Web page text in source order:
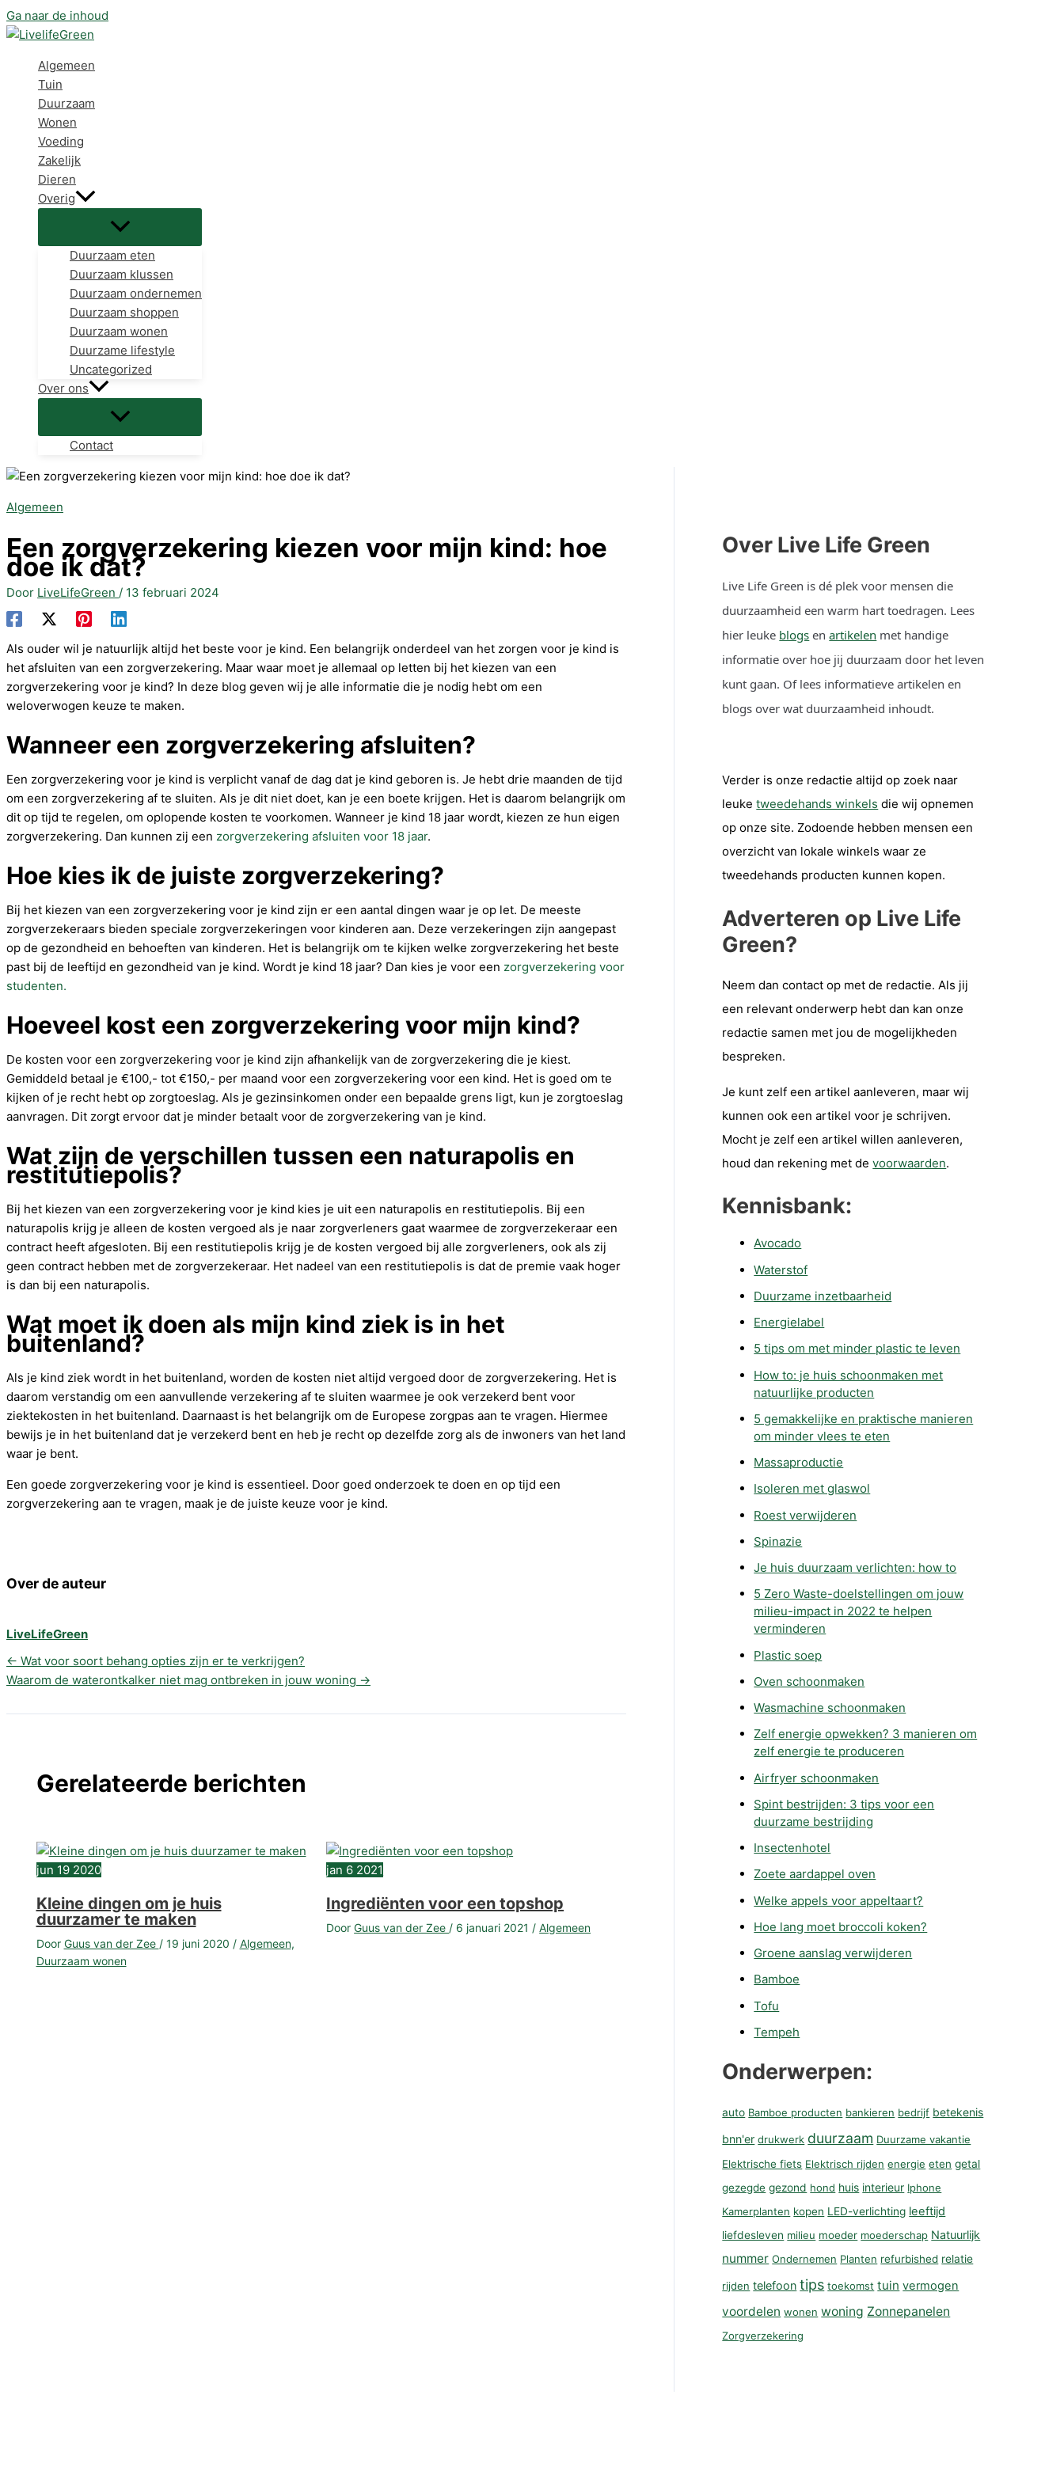
Ga naar de inhoud
Algemeen
Tuin
Duurzaam
Wonen
Voeding
Zakelijk
Dieren
Overig
Duurzaam eten
Duurzaam klussen
Duurzaam ondernemen
Duurzaam shoppen
Duurzaam wonen
Duurzame lifestyle
Uncategorized
Over ons
Contact
Algemeen
Een zorgverzekering kiezen voor mijn kind: hoe
doe ik dat?
Door LiveLifeGreen / 13 februari 2024
Als ouder wil je natuurlijk altijd het beste voor je kind. Een belangrijk onderdeel van het zorgen voor je kind is
het afsluiten van een zorgverzekering. Maar waar moet je allemaal op letten bij het kiezen van een
zorgverzekering voor je kind? In deze blog geven wij je alle informatie die je nodig hebt om een
weloverwogen keuze te maken.
Wanneer een zorgverzekering afsluiten?
Een zorgverzekering voor je kind is verplicht vanaf de dag dat je kind geboren is. Je hebt drie maanden de tijd
om een zorgverzekering af te sluiten. Als je dit niet doet, kan je een boete krijgen. Het is daarom belangrijk om
dit op tijd te regelen, om oplopende kosten te voorkomen. Wanneer je kind 18 jaar wordt, kiezen ze hun eigen
zorgverzekering. Dan kunnen zij een zorgverzekering afsluiten voor 18 jaar.
Hoe kies ik de juiste zorgverzekering?
Bij het kiezen van een zorgverzekering voor je kind zijn er een aantal dingen waar je op let. De meeste
zorgverzekeraars bieden speciale zorgverzekeringen voor kinderen aan. Deze verzekeringen zijn aangepast
op de gezondheid en behoeften van kinderen. Het is belangrijk om te kijken welke zorgverzekering het beste
past bij de leeftijd en gezondheid van je kind. Wordt je kind 18 jaar? Dan kies je voor een zorgverzekering voor
studenten.
Hoeveel kost een zorgverzekering voor mijn kind?
De kosten voor een zorgverzekering voor je kind zijn afhankelijk van de zorgverzekering die je kiest.
Gemiddeld betaal je €100,- tot €150,- per maand voor een zorgverzekering voor een kind. Het is goed om te
kijken of je recht hebt op zorgtoeslag. Als je gezinsinkomen onder een bepaalde grens ligt, kun je zorgtoeslag
aanvragen. Dit zorgt ervoor dat je minder betaalt voor de zorgverzekering van je kind.
Wat zijn de verschillen tussen een naturapolis en
restitutiepolis?
Bij het kiezen van een zorgverzekering voor je kind kies je uit een naturapolis en restitutiepolis. Bij een
naturapolis krijg je alleen de kosten vergoed als je naar zorgverleners gaat waarmee de zorgverzekeraar een
contract heeft afgesloten. Bij een restitutiepolis krijg je de kosten vergoed bij alle zorgverleners, ook als zij
geen contract hebben met de zorgverzekeraar. Het nadeel van een restitutiepolis is dat de premie vaak hoger
is dan bij een naturapolis.
Wat moet ik doen als mijn kind ziek is in het
buitenland?
Als je kind ziek wordt in het buitenland, worden de kosten niet altijd vergoed door de zorgverzekering. Het is
daarom verstandig om een aanvullende verzekering af te sluiten waarmee je ook verzekerd bent voor
ziektekosten in het buitenland. Daarnaast is het belangrijk om de Europese zorgpas aan te vragen. Hiermee
bewijs je in het buitenland dat je verzekerd bent en heb je recht op dezelfde zorg als de inwoners van het land
waar je bent.
Een goede zorgverzekering voor je kind is essentieel. Door goed onderzoek te doen en op tijd een
zorgverzekering aan te vragen, maak je de juiste keuze voor je kind.
Over de auteur
LiveLifeGreen
← Wat voor soort behang opties zijn er te verkrijgen?
Waarom de waterontkalker niet mag ontbreken in jouw woning →
Gerelateerde berichten
jun 19 2020
Kleine dingen om je huis
duurzamer te maken
Door Guus van der Zee / 19 juni 2020 / Algemeen,
Duurzaam wonen
jan 6 2021
Ingrediënten voor een topshop
DoorGuus van der Zee / 6 januari 2021 /Algemeen
Over Live Life Green
Live Life Green is dé plek voor mensen die
duurzaamheid een warm hart toedragen. Lees
hier leuke blogs enartikelen met handige
informatie over hoe jij duurzaam door het leven
kunt gaan. Of lees informatieve artikelen en
blogs over wat duurzaamheid inhoudt.
Verder is onze redactie altijd op zoek naar
leuketweedehands winkels die wij opnemen
op onze site. Zodoende hebben mensen een
overzicht van lokale winkels waar ze
tweedehands producten kunnen kopen.
Adverteren op Live Life
Green?
Neem dan contact op met de redactie. Als jij
een relevant onderwerp hebt dan kan onze
redactie samen met jou de mogelijkheden
bespreken.
Je kunt zelf een artikel aanleveren, maar wij
kunnen ook een artikel voor je schrijven.
Mocht je zelf een artikel willen aanleveren,
houd dan rekening met devoorwaarden.
Kennisbank:
Avocado
Waterstof
Duurzame inzetbaarheid
Energielabel
5 tips om met minder plastic te leven
How to: je huis schoonmaken met
natuurlijke producten
5 gemakkelijke en praktische manieren
om minder vlees te eten
Massaproductie
Isoleren met glaswol
Roest verwijderen
Spinazie
Je huis duurzaam verlichten: how to
5 Zero Waste-doelstellingen om jouw
milieu-impact in 2022 te helpen
verminderen
Plastic soep
Oven schoonmaken
Wasmachine schoonmaken
Zelf energie opwekken? 3 manieren om
zelf energie te produceren
Airfryer schoonmaken
Spint bestrijden: 3 tips voor een
duurzame bestrijding
Insectenhotel
Zoete aardappel oven
Welke appels voor appeltaart?
Hoe lang moet broccoli koken?
Groene aanslag verwijderen
Bamboe
Tofu
Tempeh
Onderwerpen:
auto Bamboe producten bankieren bedrijf betekenis
bnn'er drukwerk duurzaam Duurzame vakantie
Elektrische fiets Elektrisch rijden energie eten getal
gezegde gezond hond huis interieur Iphone
Kamerplanten kopen LED-verlichting leeftijd
liefdesleven milieu moeder moederschap Natuurlijk
nummer Ondernemen Planten refurbished relatie
rijden telefoon tips toekomst tuin vermogen
voordelen wonen woning Zonnepanelen
Zorgverzekering